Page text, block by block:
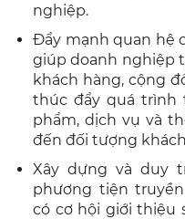
nghiệp.
Đẩy mạnh quan hệ
giúp doanh nghiệp
khách hàng, cộng
thúc đẩy quá trình
phẩm, dịch vụ và
đến đối tượng
Xây dựng và duy
phương tiện
có cơ hội giới thiệu